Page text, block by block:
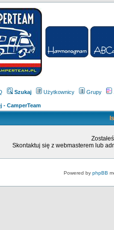
Szukaj Użytkownicy Grupy
- CamperTeam
Skontaktuj się z webmasterem lub
Powered by phpBB